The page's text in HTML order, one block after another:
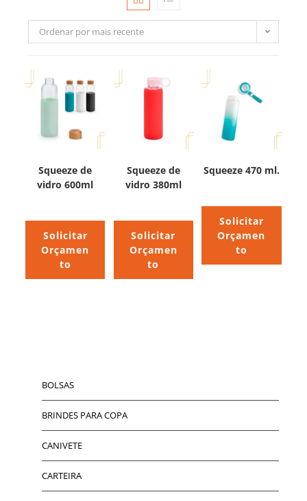
Ordenar por mais recente
Squeeze de
vidro 600ml
Solicitar
Orçamen
to
Squeeze de
vidro 380ml
Solicitar
Orçamen
to
Squeeze 470 ml.
Solicitar
Orçamen
to
BOLSAS
BRINDES PARA COPA
CANIVETE
CARTEIRA